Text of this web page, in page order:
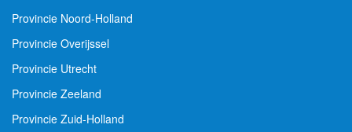
Provincie Noord-Holland
Provincie Overijssel
Provincie Utrecht
Provincie Zeeland
Provincie Zuid-Holland